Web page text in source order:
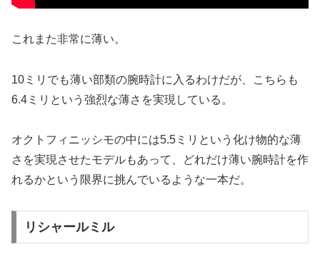
これまた非常に薄い。
10ミリでも薄い部類の腕時計に入るわけだが、こちらも
6.4ミリという強烈な薄さを実現している。
オクトフィニッシモの中には5.5ミリという化け物的な薄
さを実現させたモデルもあって、どれだけ薄い腕時計を作
れるかという限界に挑んでいるような一本だ。
リシャールミル